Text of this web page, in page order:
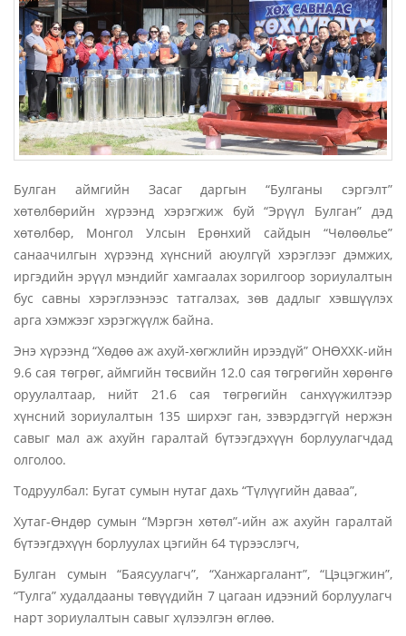
Булган аймгийн Засаг даргын “Булганы сэргэлт”
хөтөлбөрийн хүрээнд хэрэгжиж буй “Эрүүл Булган” дэд
хөтөлбөр, Монгол Улсын Ерөнхий сайдын “Чөлөөлье”
санаачилгын хүрээнд хүнсний аюулгүй хэрэглээг дэмжих,
иргэдийн эрүүл мэндийг хамгаалах зорилгоор зориулалтын
бус савны хэрэглээнээс татгалзах, зөв дадлыг хэвшүүлэх
арга хэмжээг хэрэгжүүлж байна.
Энэ хүрээнд “Хөдөө аж ахуй-хөгжлийн ирээдүй” ОНӨХХК-ийн
9.6 сая төгрөг, аймгийн төсвийн 12.0 сая төгрөгийн хөрөнгө
оруулалтаар, нийт 21.6 сая төгрөгийн санхүүжилтээр
хүнсний зориулалтын 135 ширхэг ган, зэвэрдэггүй нержэн
савыг мал аж ахуйн гаралтай бүтээгдэхүүн борлуулагчдад
олголоо.
Тодруулбал: Бугат сумын нутаг дахь “Түлүүгийн даваа”,
Хутаг-Өндөр сумын “Мэргэн хөтөл”-ийн аж ахуйн гаралтай
бүтээгдэхүүн борлуулах цэгийн 64 түрээслэгч,
Булган сумын “Баясуулагч”, “Ханжаргалант”, “Цэцэгжин”,
“Тулга” худалдааны төвүүдийн 7 цагаан идээний борлуулагч
нарт зориулалтын савыг хүлээлгэн өглөө.